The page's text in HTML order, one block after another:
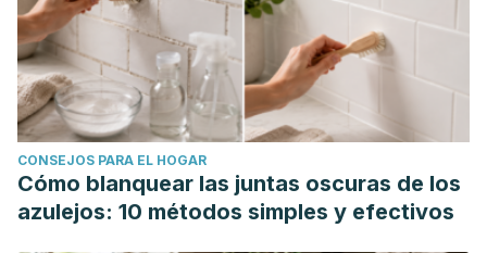
CONSEJOS PARA EL HOGAR
Cómo blanquear las juntas oscuras de los
azulejos: 10 métodos simples y efectivos